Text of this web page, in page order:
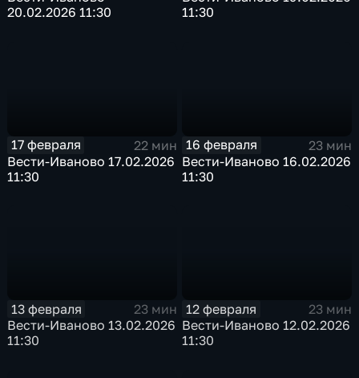
20.02.2026 11:30
11:30
17 февраля
22 мин
Вести-Иваново 17.02.2026
11:30
16 февраля
23 мин
Вести-Иваново 16.02.2026
11:30
13 февраля
23 мин
Вести-Иваново 13.02.2026
11:30
12 февраля
23 мин
Вести-Иваново 12.02.2026
11:30